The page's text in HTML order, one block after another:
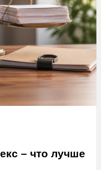
– что лучше